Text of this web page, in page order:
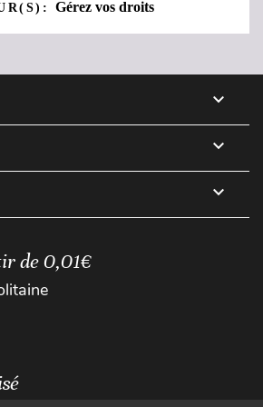
Gérez vos droits



de 0,01€